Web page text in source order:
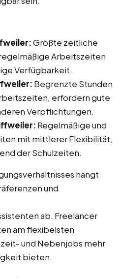
Größte zeitliche
Arbeitszeiten
Verfügbarkeit.
Begrenzte Stunden
erfordern gute
Verpflichtungen.
Regelmäßige und
mit mittlerer Flexibilität,
der Schulzeiten.
hängt
und
ab. Freelancer
am flexibelsten
und Nebenjobs mehr
bieten.